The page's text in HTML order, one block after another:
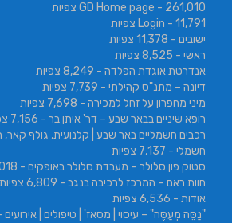
GD Home page - 261,010 צפיות
Login - 11,791 צפיות
ישובים - 11,378 צפיות
ראשי - 8,525 צפיות
אנדרטת אוגדת הפלדה - 8,249 צפיות
דיונה – מתנ"ס קהילתי - 7,739 צפיות
מיני מחפרון על זחל למכירה - 7,698 צפיות
רופא שיניים בבאר שבע – דר' איתן בר - 7,156 צפיות
רכבים חשמליים באר שבע | קלנועית, גולף קאר,
חשמלי - 7,137 צפיות
סטוק פון סלולר – מעבדת סלולר באופקים - 7,018 צפיות
חוות ראם – המרכז לרכיבה בנגב - 6,809 צפיות
אודות - 6,536 צפיות
"נַסֵּה מְעַסֶּה" – עיסוי | מסאז' | טיפולים | אירועים -